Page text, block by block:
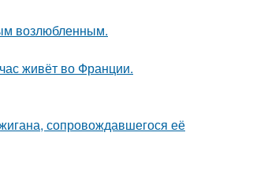
возлюбленным.
живёт во Франции.
сопровождавшегося её